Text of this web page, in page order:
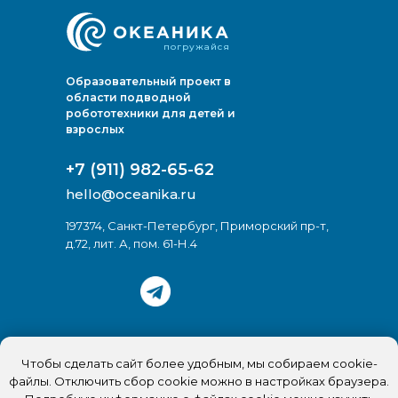
погружайся
+7 (911) 982-65-62
197374, Санкт-Петербург, Приморский пр-т,
д.72, лит. А, пом. 61-Н.4
Согласие на обработку Cookie
hello@oceanika.ru
Образовательный проект в
области подводной
робототехники для детей и
взрослых
Чтобы сделать сайт более удобным, мы собираем cookie-
файлы. Отключить сбор cookie можно в настройках браузера.